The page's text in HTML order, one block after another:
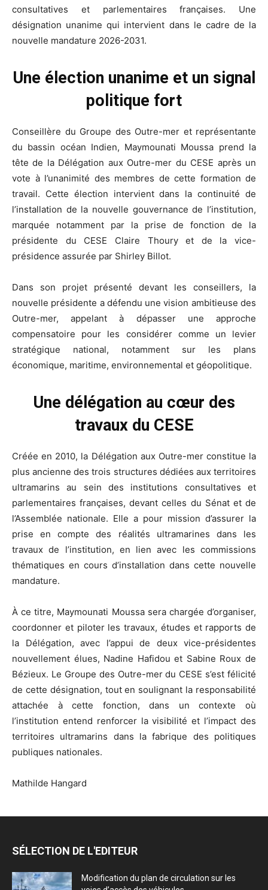
consultatives et parlementaires françaises. Une
désignation unanime qui intervient dans le cadre de la
nouvelle mandature 2026-2031.
Une élection unanime et un signal
politique fort
Conseillère du Groupe des Outre-mer et représentante
du bassin océan Indien, Maymounati Moussa prend la
tête de la Délégation aux Outre-mer du CESE après un
vote à l’unanimité des membres de cette formation de
travail. Cette élection intervient dans la continuité de
l’installation de la nouvelle gouvernance de l’institution,
marquée notamment par la prise de fonction de la
présidente du CESE Claire Thoury et de la vice-
présidence assurée par Shirley Billot.
Dans son projet présenté devant les conseillers, la
nouvelle présidente a défendu une vision ambitieuse des
Outre-mer, appelant à dépasser une approche
compensatoire pour les considérer comme un levier
stratégique national, notamment sur les plans
économique, maritime, environnemental et géopolitique.
Une délégation au cœur des
travaux du CESE
Créée en 2010, la Délégation aux Outre-mer constitue la
plus ancienne des trois structures dédiées aux territoires
ultramarins au sein des institutions consultatives et
parlementaires françaises, devant celles du Sénat et de
l’Assemblée nationale. Elle a pour mission d’assurer la
prise en compte des réalités ultramarines dans les
travaux de l’institution, en lien avec les commissions
thématiques en cours d’installation dans cette nouvelle
mandature.
À ce titre, Maymounati Moussa sera chargée d’organiser,
coordonner et piloter les travaux, études et rapports de
la Délégation, avec l’appui de deux vice-présidentes
nouvellement élues, Nadine Hafidou et Sabine Roux de
Bézieux. Le Groupe des Outre-mer du CESE s’est félicité
de cette désignation, tout en soulignant la responsabilité
attachée à cette fonction, dans un contexte où
l’institution entend renforcer la visibilité et l’impact des
territoires ultramarins dans la fabrique des politiques
publiques nationales.
Mathilde Hangard
SÉLECTION DE L'EDITEUR
Modification du plan de circulation sur les